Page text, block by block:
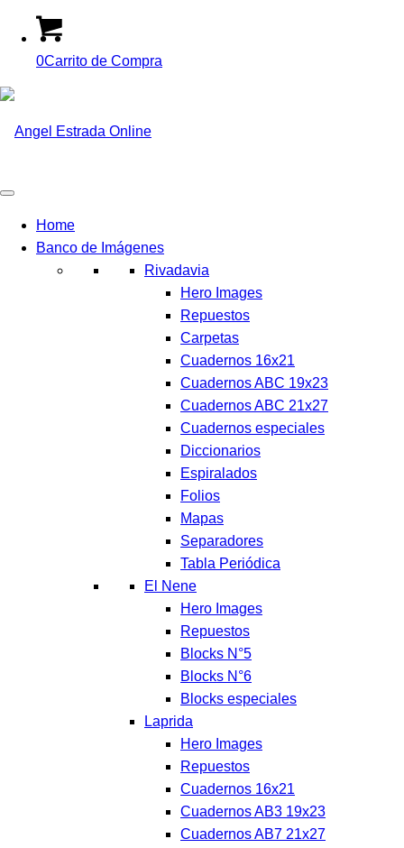
0Carrito de Compra
Home
Banco de Imágenes
Rivadavia
Hero Images
Repuestos
Carpetas
Cuadernos 16x21
Cuadernos ABC 19x23
Cuadernos ABC 21x27
Cuadernos especiales
Diccionarios
Espiralados
Folios
Mapas
Separadores
Tabla Periódica
El Nene
Hero Images
Repuestos
Blocks N°5
Blocks N°6
Blocks especiales
Laprida
Hero Images
Repuestos
Cuadernos 16x21
Cuadernos AB3 19x23
Cuadernos AB7 21x27